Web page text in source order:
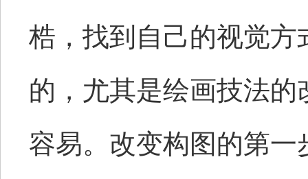
梏，找到自己的视觉
的，尤其是绘画技法
容易。改变构图的第